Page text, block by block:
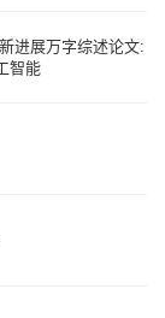
进展万字综述论文:
智能